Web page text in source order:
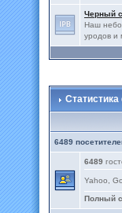
Черный
Наш
уродов и
6489
6489
Yahoo,
Полный